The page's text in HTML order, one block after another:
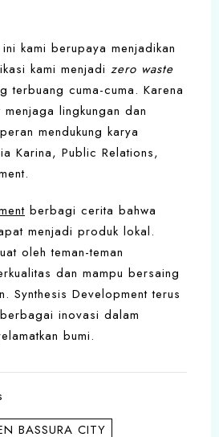
kami berupaya menjadikan
kami menjadi zero waste
terbuang cuma-cuma. Karena
lingkungan dan
mendukung karya
Karina, Public Relations,
berbagi cerita bahwa
menjadi produk lokal.
oleh teman-teman
dan mampu bersaing
Synthesis Development terus
inovasi dalam
bumi.
BASSURA CITY